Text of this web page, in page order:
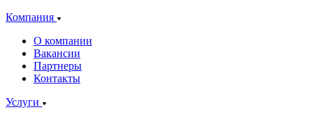
Компания
О компании
Вакансии
Партнеры
Контакты
Услуги